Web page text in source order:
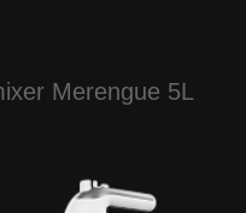
Merengue 5L